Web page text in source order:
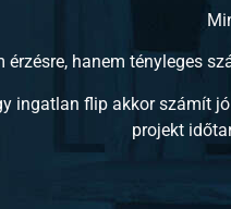
érzésre, hanem tényleges
ingatlan flip akkor számít
projekt